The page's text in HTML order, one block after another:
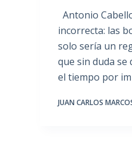
Antonio
incorrecta: las
solo sería un
que sin duda se
el tiempo por
JUAN CARLOS